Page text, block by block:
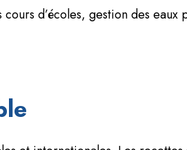
d’écoles, gestion des eaux